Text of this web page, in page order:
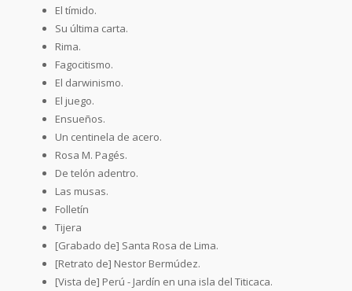
El tímido.
Su última carta.
Rima.
Fagocitismo.
El darwinismo.
El juego.
Ensueños.
Un centinela de acero.
Rosa M. Pagés.
De telón adentro.
Las musas.
Folletín
Tijera
[Grabado de] Santa Rosa de Lima.
[Retrato de] Nestor Bermúdez.
[Vista de] Perú - Jardín en una isla del Titicaca.